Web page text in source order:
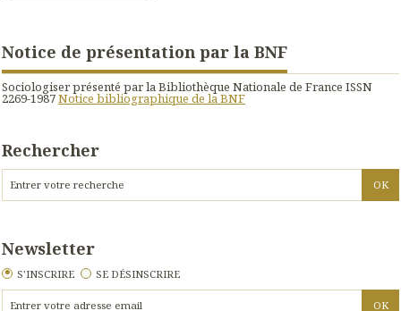
Notice de présentation par la BNF
Sociologiser présenté par la Bibliothèque Nationale de France ISSN
2269-1987Notice bibliographique de la BNF
Rechercher
Newsletter
S'INSCRIRE SE DÉSINSCRIRE